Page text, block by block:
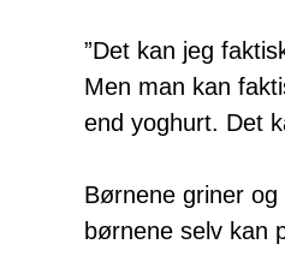
”Det kan jeg
Men man kan
end yoghurt. Det
Børnene griner
børnene selv kan